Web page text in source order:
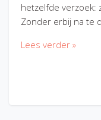
hetzelfde verzoek:
Zonder erbij na te
Lees verder »